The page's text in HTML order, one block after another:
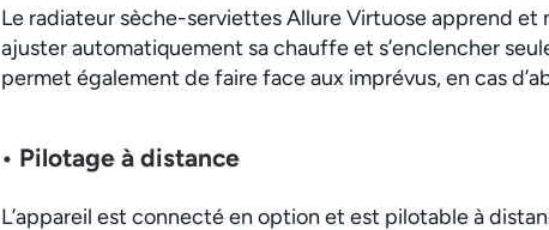
Le radiateur sèche-serviettes Allure Virtuose apprend et
ajuster automatiquement sa chauffe et s’enclencher
permet également de faire face aux imprévus, en cas
• Pilotage à distance
L’appareil est connecté en option et est pilotable à